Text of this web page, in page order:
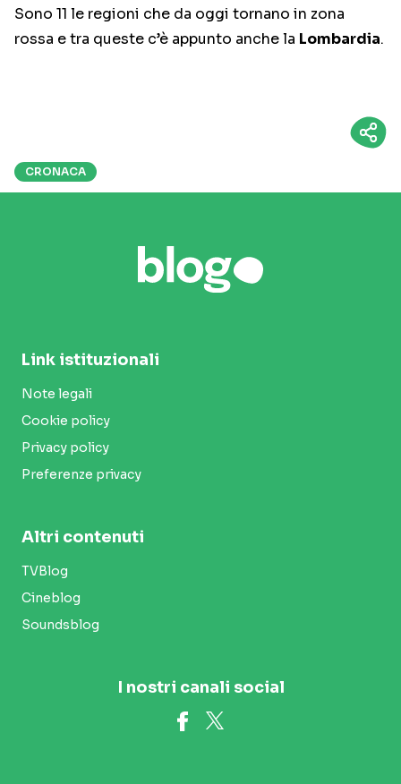
Sono 11 le regioni che da oggi tornano in zona
rossa e tra queste c’è appunto anche la Lombardia.
CRONACA
Link istituzionali
Note legali
Cookie policy
Privacy policy
Preferenze privacy
Altri contenuti
TVBlog
Cineblog
Soundsblog
I nostri canali social